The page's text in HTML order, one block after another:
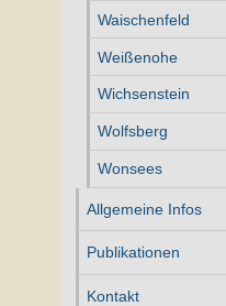
Waischenfeld
Weißenohe
Wichsenstein
Wolfsberg
Wonsees
Allgemeine Infos
Publikationen
Kontakt